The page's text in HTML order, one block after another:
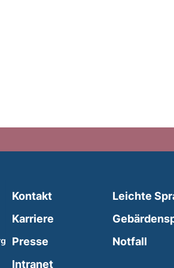
Kontakt
Karriere
Presse
Intranet(external link, opens in
Leichte
Notfall